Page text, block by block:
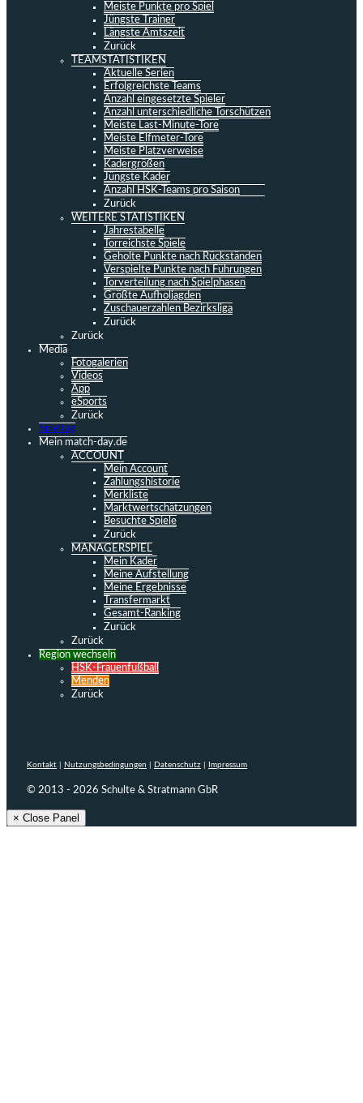
Meiste Punkte pro Spiel
Jüngste Trainer
Längste Amtszeit
Zurück
TEAMSTATISTIKEN
Aktuelle Serien
Erfolgreichste Teams
Anzahl eingesetzte Spieler
Anzahl unterschiedliche Torschützen
Meiste Last-Minute-Tore
Meiste Elfmeter-Tore
Meiste Platzverweise
Kadergrößen
Jüngste Kader
Anzahl HSK-Teams pro Saison
Zurück
WEITERE STATISTIKEN
Jahrestabelle
Torreichste Spiele
Geholte Punkte nach Rückständen
Verspielte Punkte nach Führungen
Torverteilung nach Spielphasen
Größte Aufholjagden
Zuschauerzahlen Bezirksliga
Zurück
Zurück
Media
Fotogalerien
Videos
App
eSports
Zurück
Spieltag
Mein match-day.de
ACCOUNT
Mein Account
Zahlungshistorie
Merkliste
Marktwertschätzungen
Besuchte Spiele
Zurück
MANAGERSPIEL
Mein Kader
Meine Aufstellung
Meine Ergebnisse
Transfermarkt
Gesamt-Ranking
Zurück
Zurück
Region wechseln
HSK-Frauenfußball
Menden
Zurück
Kontakt Nutzungsbedingungen Datenschutz Impressum
© 2013 - 2026 Schulte & Stratmann GbR
× Close Panel